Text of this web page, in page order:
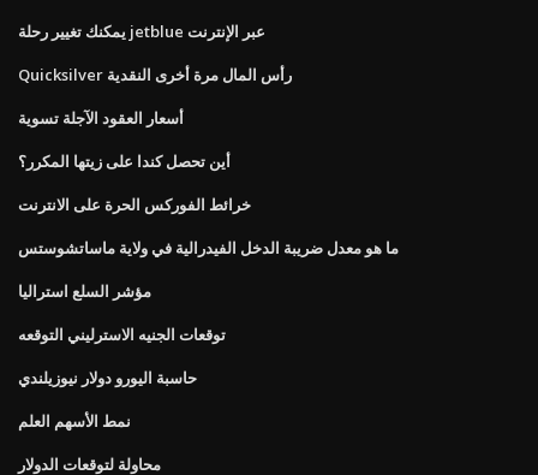
يمكنك تغيير رحلة jetblue عبر الإنترنت
Quicksilver رأس المال مرة أخرى النقدية
أسعار العقود الآجلة تسوية
أين تحصل كندا على زيتها المكرر؟
خرائط الفوركس الحرة على الانترنت
ما هو معدل ضريبة الدخل الفيدرالية في ولاية ماساتشوستس
مؤشر السلع استراليا
توقعات الجنيه الاسترليني التوقعه
حاسبة اليورو دولار نيوزيلندي
نمط الأسهم العلم
محاولة لتوقعات الدولار